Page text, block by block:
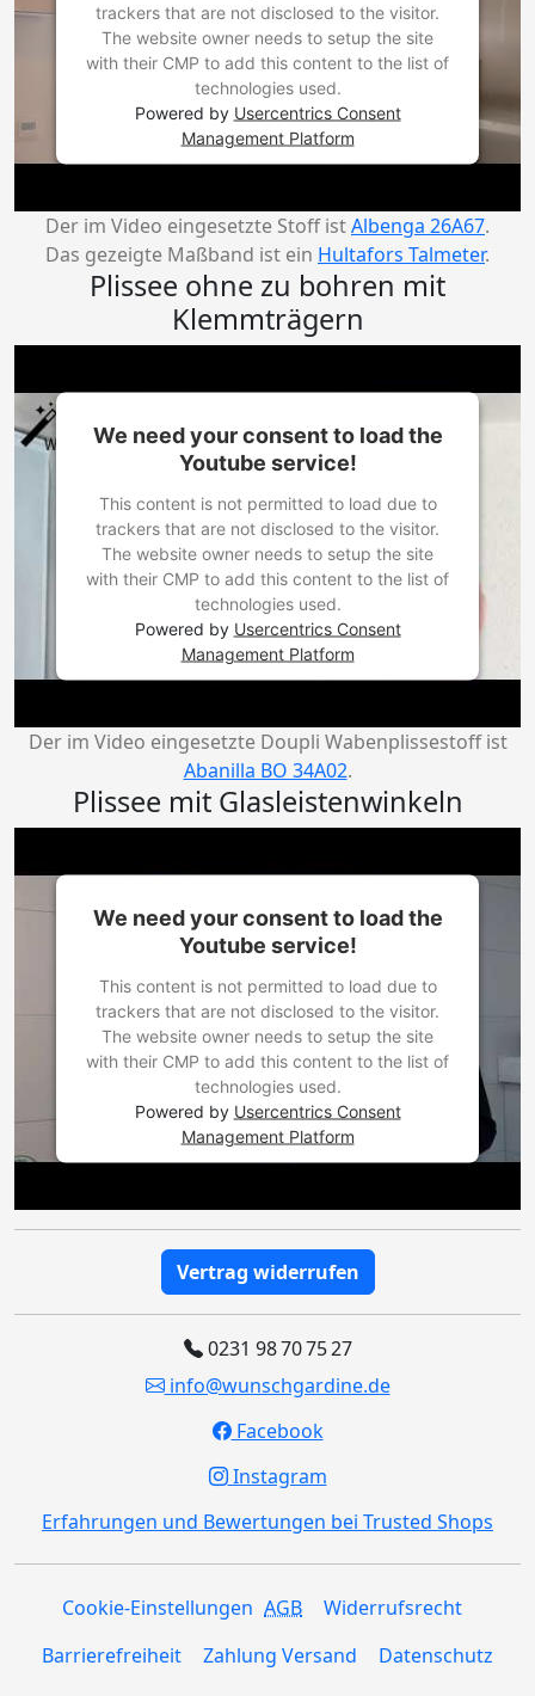
trackers that are not disclosed to the visitor.
The website owner needs to setup the site
with their CMP to add this content to the list of
technologies used.
Powered by Usercentrics Consent
Management Platform
Der im Video eingesetzte Stoff istAlbenga 26A67.
Das gezeigte Maßband ist ein Hultafors Talmeter.
Plissee ohne zu bohren mit
Klemmträgern
We need your consent to load the
Youtube service!
This content is not permitted to load due to
trackers that are not disclosed to the visitor.
The website owner needs to setup the site
with their CMP to add this content to the list of
technologies used.
Powered by Usercentrics Consent
Management Platform
Der im Video eingesetzte Doupli Wabenplissestoff ist
Abanilla BO 34A02.
Plissee mit Glasleistenwinkeln
We need your consent to load the
Youtube service!
This content is not permitted to load due to
trackers that are not disclosed to the visitor.
The website owner needs to setup the site
with their CMP to add this content to the list of
technologies used.
Powered by Usercentrics Consent
Management Platform
Vertrag widerrufen
0231 98 70 75 27
info@wunschgardine.de
Facebook
Instagram
Erfahrungen und Bewertungen bei Trusted Shops
Cookie-Einstellungen AGB
Widerrufsrecht
Barrierefreiheit
Zahlung Versand
Datenschutz